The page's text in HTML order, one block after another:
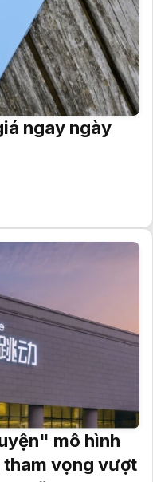
ngay ngày
mô hình
tham vọng vượt